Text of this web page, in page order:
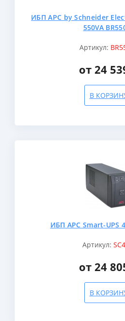
ИБП APC by Schneider
550VA
Артикул:
от 24
В
ИБП APC Smart-UPS
Артикул:
от 24
В